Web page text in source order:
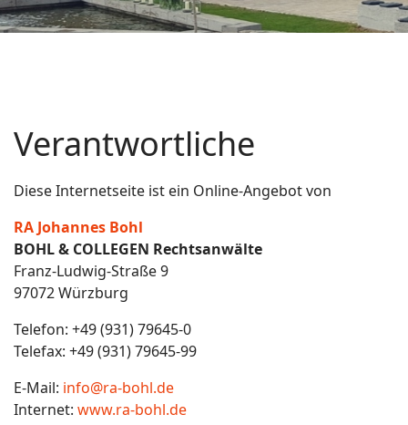
Verantwortliche
Diese Internetseite ist ein Online-Angebot von
RA Johannes Bohl
BOHL & COLLEGEN Rechtsanwälte
Franz-Ludwig-Straße 9
97072 Würzburg
Telefon: +49 (931) 79645-0
Telefax: +49 (931) 79645-99
E-Mail: info@ra-bohl.de
Internet: www.ra-bohl.de